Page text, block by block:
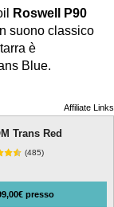
Roswell P90
suono classico
è
Blue.
Affiliate Links
Trans Red
(485)
presso